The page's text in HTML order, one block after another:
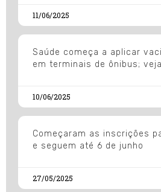
11/06/2025
Saúde começa a aplicar
em terminais de ônibus;
10/06/2025
Começaram as inscrições
e seguem até 6 de junho
27/05/2025